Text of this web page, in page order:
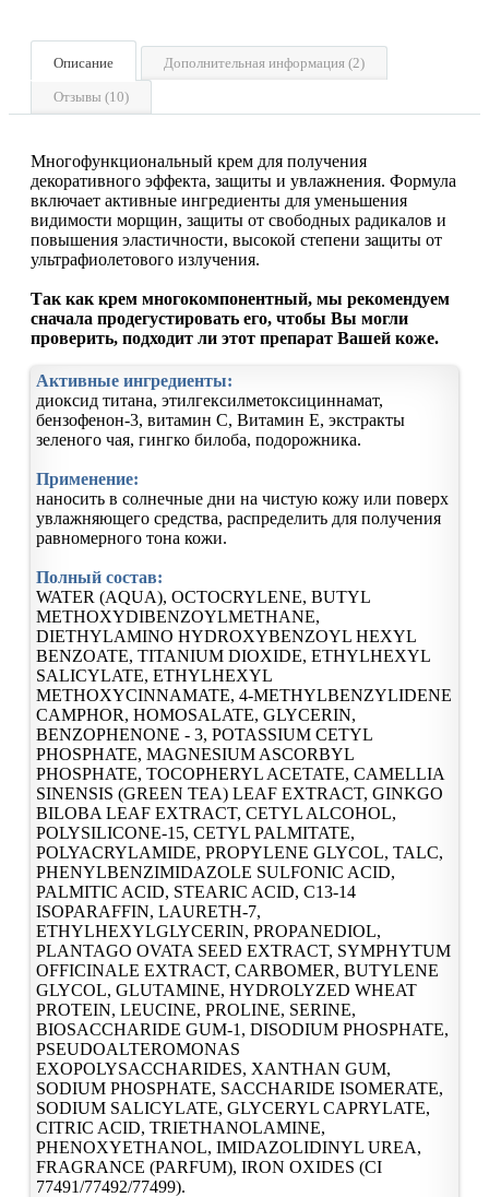
Описание Дополнительная информация (2)
Отзывы (10)
Многофункциональный крем для получения
декоративного эффекта, защиты и увлажнения. Формула
включает активные ингредиенты для уменьшения
видимости морщин, защиты от свободных радикалов и
повышения эластичности, высокой степени защиты от
ультрафиолетового излучения.
Так как крем многокомпонентный, мы рекомендуем
сначала продегустировать его, чтобы Вы могли
проверить, подходит ли этот препарат Вашей коже.
Активные ингредиенты:
диоксид титана, этилгексилметоксициннамат,
бензофенон-3, витамин С, Витамин Е, экстракты
зеленого чая, гингко билоба, подорожника.
Применение:
наносить в солнечные дни на чистую кожу или поверх
увлажняющего средства, распределить для получения
равномерного тона кожи.
Полный состав:
WATER (AQUA), OCTOCRYLENE, BUTYL
METHOXYDIBENZOYLMETHANE,
DIETHYLAMINO HYDROXYBENZOYL HEXYL
BENZOATE, TITANIUM DIOXIDE, ETHYLHEXYL
SALICYLATE, ETHYLHEXYL
METHOXYCINNAMATE, 4-METHYLBENZYLIDENE
CAMPHOR, HOMOSALATE, GLYCERIN,
BENZOPHENONE - 3, POTASSIUM CETYL
PHOSPHATE, MAGNESIUM ASCORBYL
PHOSPHATE, TOCOPHERYL ACETATE, CAMELLIA
SINENSIS (GREEN TEA) LEAF EXTRACT, GINKGO
BILOBA LEAF EXTRACT, CETYL ALCOHOL,
POLYSILICONE-15, CETYL PALMITATE,
POLYACRYLAMIDE, PROPYLENE GLYCOL, TALC,
PHENYLBENZIMIDAZOLE SULFONIC ACID,
PALMITIC ACID, STEARIC ACID, C13-14
ISOPARAFFIN, LAURETH-7,
ETHYLHEXYLGLYCERIN, PROPANEDIOL,
PLANTAGO OVATA SEED EXTRACT, SYMPHYTUM
OFFICINALE EXTRACT, CARBOMER, BUTYLENE
GLYCOL, GLUTAMINE, HYDROLYZED WHEAT
PROTEIN, LEUCINE, PROLINE, SERINE,
BIOSACCHARIDE GUM-1, DISODIUM PHOSPHATE,
PSEUDOALTEROMONAS
EXOPOLYSACCHARIDES, XANTHAN GUM,
SODIUM PHOSPHATE, SACCHARIDE ISOMERATE,
SODIUM SALICYLATE, GLYCERYL CAPRYLATE,
CITRIC ACID, TRIETHANOLAMINE,
PHENOXYETHANOL, IMIDAZOLIDINYL UREA,
FRAGRANCE (PARFUM), IRON OXIDES (CI
77491/77492/77499).